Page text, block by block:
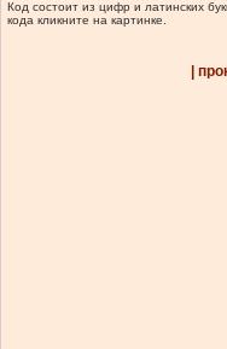
Код состоит из цифр и латинских
кода кликните на картинке.
|